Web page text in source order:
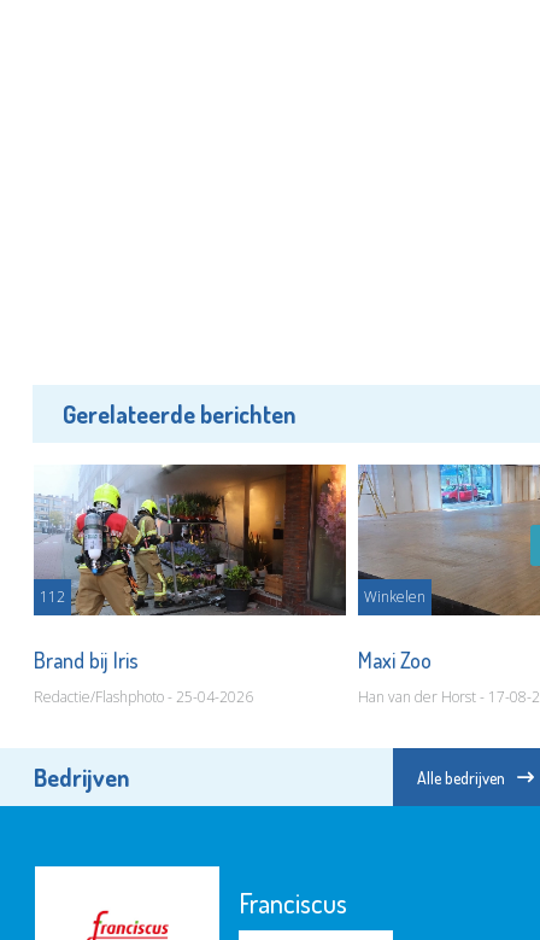
Gerelateerde berichten
112
Brand bij Iris
Redactie/Flashphoto - 25-04-2026
Winkelen
Maxi Zoo
Han van der Horst - 17-08-
Bedrijven Alle bedrijven
Franciscus